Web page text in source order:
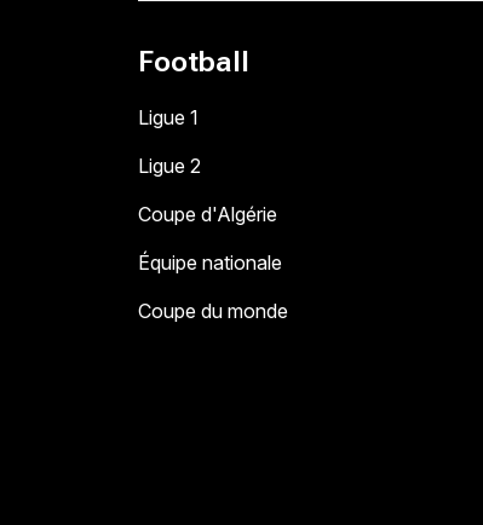
Football
Ligue 1
Ligue 2
Coupe d'Algérie
Équipe nationale
Coupe du monde